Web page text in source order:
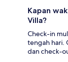
Kapan
Villa?
Check-in
tengah hari.
dan check-